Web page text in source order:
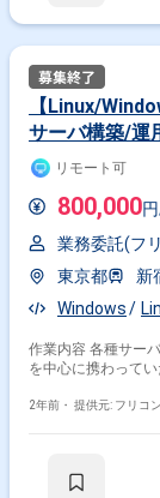
【Linux/
サーバ構築/運
リモート可
800,000
業務委託(フ
東京都
新
Windows
作業内容 各種サー
を中心に携わってい
2年前・ 提供元: フリコン